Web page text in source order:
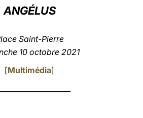
ANGÉLUS
Saint-Pierre
10 octobre 2021
[Multimédia]